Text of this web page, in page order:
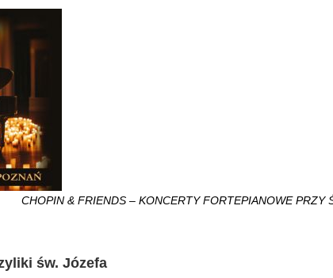
CHOPIN & FRIENDS – KONCERTY FORTEPIANOWE PRZY
św. Józefa